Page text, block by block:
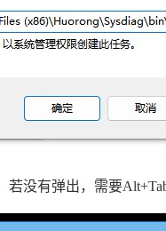
没有弹出，需要